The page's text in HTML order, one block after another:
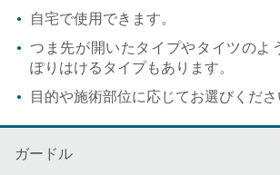
自宅で使用できます。
つま先が開いたタイプやタイツのよ
ぽりはけるタイプもあります。
目的や施術部位に応じてお選びくださ
ガードル